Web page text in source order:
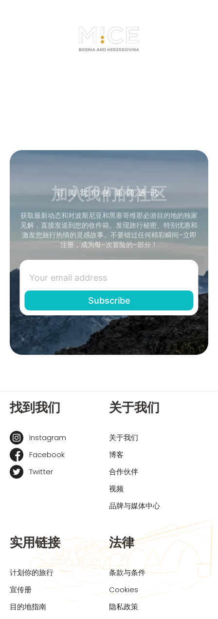
订阅我们的新闻通讯
加入我们的社区
获取最新动态和对波斯尼亚和黑塞哥维那必游目的地的独家
见解，直接发送到您的收件箱。发现旅行秘密、特别优惠和
激发您旅行热情的灵感故事。不要错过任何精彩瞬间–立即
注册，成为每–次冒险的–部分！
找到我们
Instagram
Facebook
Twitter
关于我们
关于我们
博客
合作伙伴
视频
品牌与媒体中心
实用链接
计划你的旅行
宣传册
目的地指南
法律
条款与条件
Cookies
隐私政策